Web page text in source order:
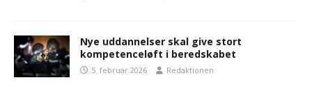
Nye uddannelser skal give stort
kompetenceløft i beredskabet
5. februar 2026 Redaktionen